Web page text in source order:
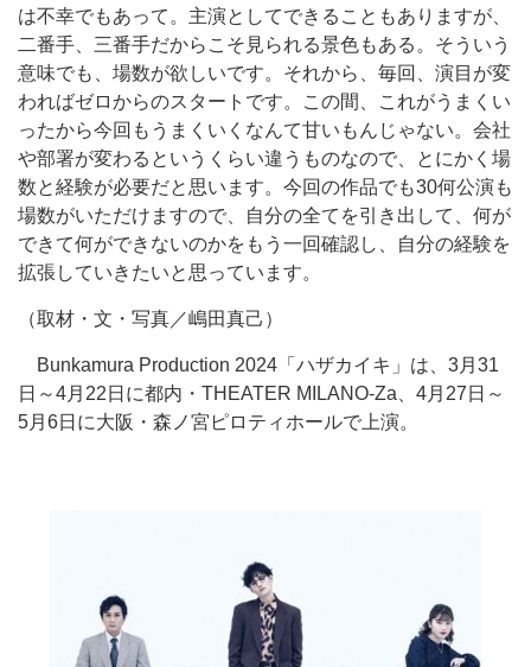
は不幸でもあって。主演としてできることもありますが、
二番手、三番手だからこそ見られる景色もある。そういう
意味でも、場数が欲しいです。それから、毎回、演目が変
わればゼロからのスタートです。この間、これがうまくい
ったから今回もうまくいくなんて甘いもんじゃない。会社
や部署が変わるというくらい違うものなので、とにかく場
数と経験が必要だと思います。今回の作品でも30何公演も
場数がいただけますので、自分の全てを引き出して、何が
できて何ができないのかをもう一回確認し、自分の経験を
拡張していきたいと思っています。
（取材・文・写真／嶋田真己）
Bunkamura Production 2024「ハザカイキ」は、3月31
日～4月22日に都内・THEATER MILANO-Za、4月27日～
5月6日に大阪・森ノ宮ピロティホールで上演。